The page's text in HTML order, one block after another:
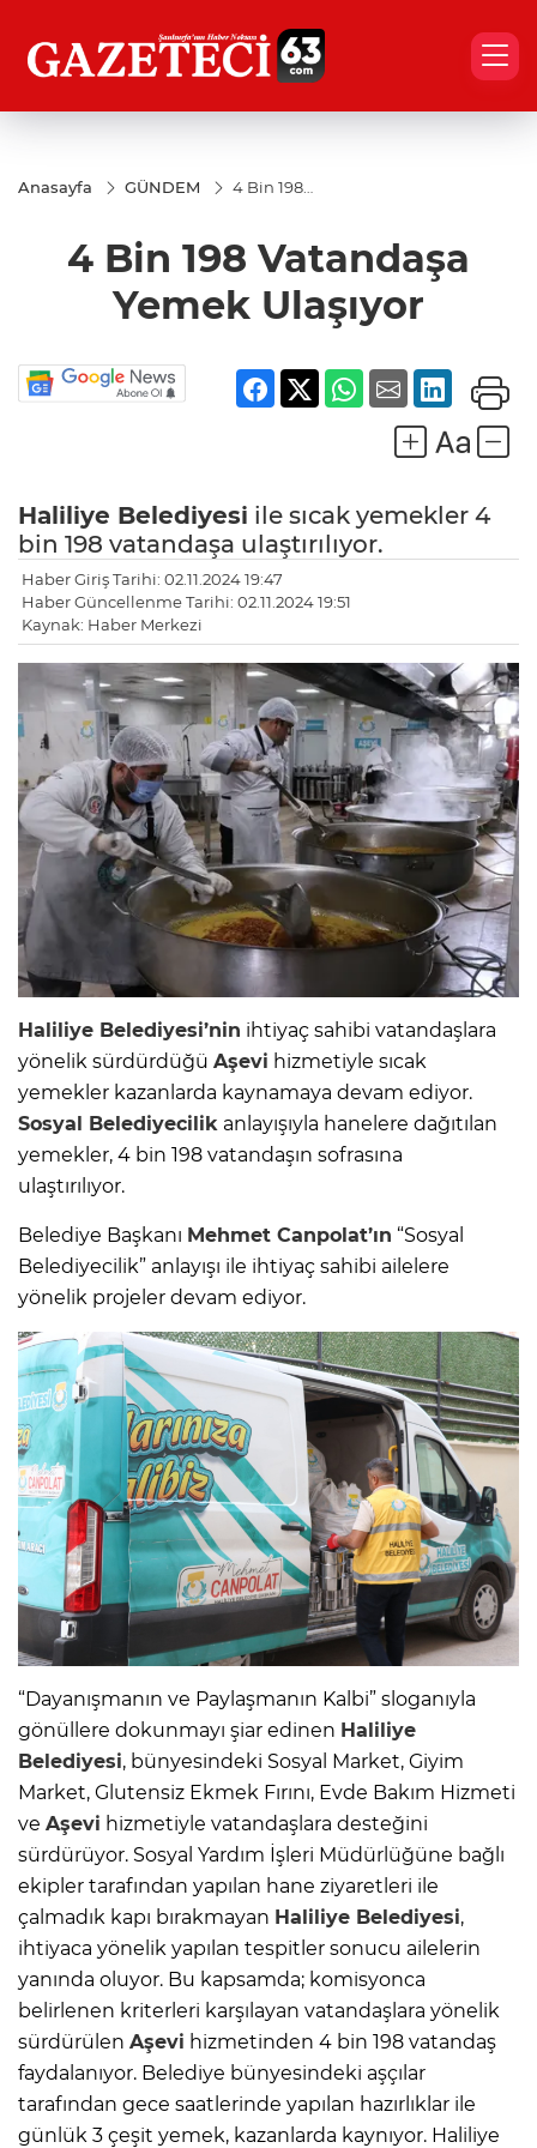
Anasayfa GÜNDEM
4 Bin 198
Ulaşıyor
4 Bin 198 Vatandaşa
Yemek Ulaşıyor
Haliliye Belediyesi ile sıcak yemekler 4
bin 198 vatandaşa ulaştırılıyor.
Haber Giriş Tarihi: 02.11.2024 19:47
Haber Güncellenme Tarihi: 02.11.2024 19:51
Kaynak: Haber Merkezi
Haliliye Belediyesi’nin ihtiyaç sahibi vatandaşlara
yönelik sürdürdüğü Aşevi hizmetiyle sıcak
yemekler kazanlarda kaynamaya devam ediyor.
Sosyal Belediyecilik anlayışıyla hanelere dağıtılan
yemekler, 4 bin 198 vatandaşın sofrasına
ulaştırılıyor.
Belediye Başkanı Mehmet Canpolat’ın “Sosyal
Belediyecilik” anlayışı ile ihtiyaç sahibi ailelere
yönelik projeler devam ediyor.
“Dayanışmanın ve Paylaşmanın Kalbi” sloganıyla
gönüllere dokunmayı şiar edinen Haliliye
Belediyesi, bünyesindeki Sosyal Market, Giyim
Market, Glutensiz Ekmek Fırını, Evde Bakım Hizmeti
ve Aşevi hizmetiyle vatandaşlara desteğini
sürdürüyor. Sosyal Yardım İşleri Müdürlüğüne bağlı
ekipler tarafından yapılan hane ziyaretleri ile
çalmadık kapı bırakmayan Haliliye Belediyesi,
ihtiyaca yönelik yapılan tespitler sonucu ailelerin
yanında oluyor. Bu kapsamda; komisyonca
belirlenen kriterleri karşılayan vatandaşlara yönelik
sürdürülen Aşevi hizmetinden 4 bin 198 vatandaş
faydalanıyor. Belediye bünyesindeki aşçılar
tarafından gece saatlerinde yapılan hazırlıklar ile
günlük 3 çeşit yemek, kazanlarda kaynıyor. Haliliye